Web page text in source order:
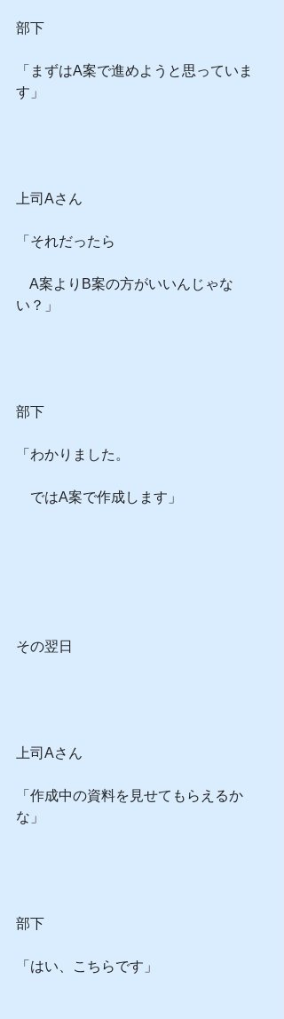
部下
「まずはA案で進めようと思っていま
す」
上司Aさん
「それだったら
A案よりB案の方がいいんじゃな
い？」
部下
「わかりました。
ではA案で作成します」
その翌日
上司Aさん
「作成中の資料を見せてもらえるか
な」
部下
「はい、こちらです」